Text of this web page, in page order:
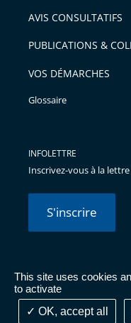
This site uses cookies
to activate
OK, accept all
avant
AVIS CONSULTATIFS
PUBLICATIONS &
VOS DÉMARCHES
Glossaire
INFOLETTRE
Inscrivez-vous à la
S'inscrire
© Conseil d'État 2026 -
personnelles-
partiellement conforme